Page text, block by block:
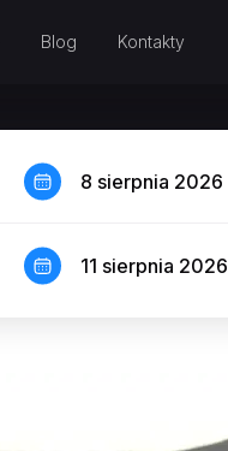
Blog Kontakty
8 sierpnia 2026
11 sierpnia 2026